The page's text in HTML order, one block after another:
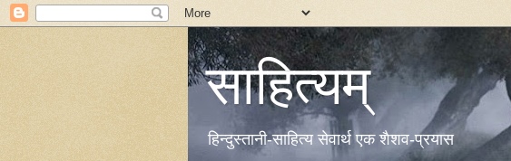
साहित्यम्
हिन्दुस्तानी-साहित्य सेवार्थ एक शैशव-प्रयास